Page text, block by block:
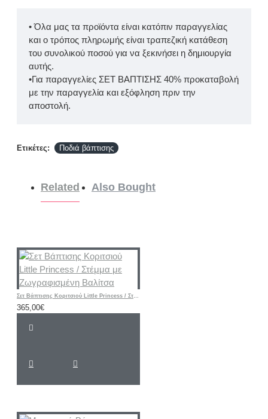
• Όλα μας τα προϊόντα είναι κατόπιν παραγγελίας
και ο τρόπος πληρωμής είναι τραπεζική κατάθεση
του συνολικού ποσού για να ξεκινήσει η δημιουργία
αυτής.
•Για παραγγελίες ΣΕΤ ΒΑΠΤΙΣΗΣ 40% προκαταβολή
με την παραγγελία και εξόφληση πριν την
αποστολή.
Ετικέτες: Ποδιά βάπτισης
Related Also Bought
Σετ Βάπτισης Κοριτσιού Little Princess / Στέμμα με Ζωγραφισμένη Βαλίτσα
365,00€